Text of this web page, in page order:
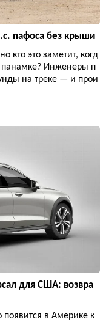
пафоса без крыши
кто это заметит, когд
панамке? Инженеры п
на треке — и прои
для США: возвра
появится в Америке к